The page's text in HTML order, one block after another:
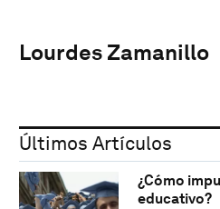
Lourdes Zamanillo
Últimos Artículos
¿Cómo
educativo?